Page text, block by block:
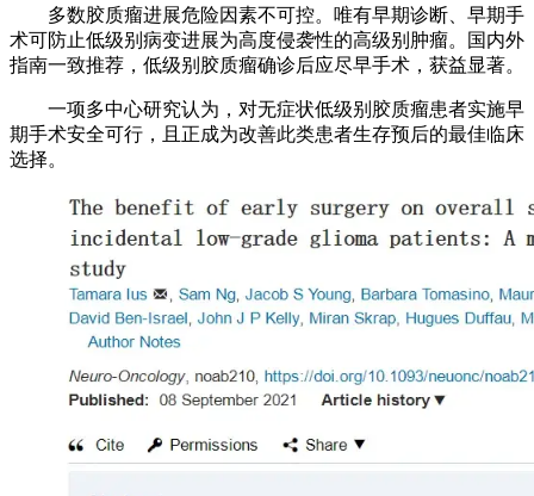
多数胶质瘤进展危险因素不可控。唯有早期诊断、早期手
术可防止低级别病变进展为高度侵袭性的高级别肿瘤。国内外
指南一致推荐，低级别胶质瘤确诊后应尽早手术，获益显著。
一项多中心研究认为，对无症状低级别胶质瘤患者实施早
期手术安全可行，且正成为改善此类患者生存预后的最佳临床
选择。